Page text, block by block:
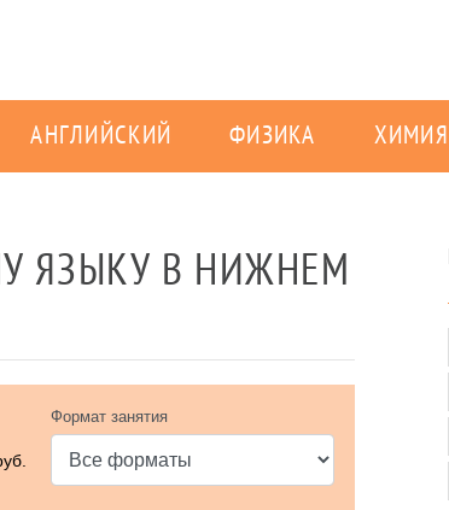
АНГЛИЙСКИЙ ФИЗИКА ХИМИЯ
ЯЗЫКУ В НИЖНЕМ
Формат занятия